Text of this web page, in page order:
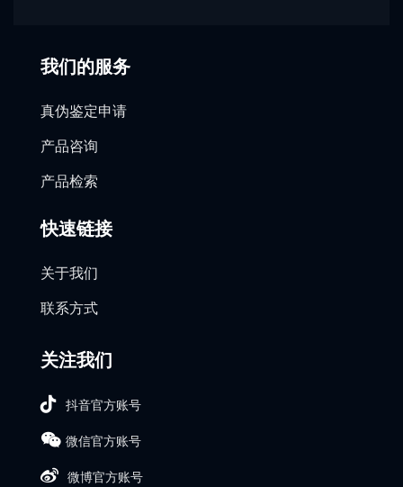
我们的服务
真伪鉴定申请
产品咨询
产品检索
快速链接
关于我们
联系方式
关注我们
抖音官方账号
微信官方账号
微博官方账号